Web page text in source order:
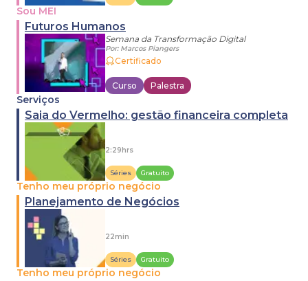
Sou MEI
Futuros Humanos
Semana da Transformação Digital
Por: Marcos Piangers
Certificado
Curso Palestra
Serviços
Saia do Vermelho: gestão financeira completa
2:29hrs
Séries Gratuito
Tenho meu próprio negócio
Planejamento de Negócios
22min
Séries Gratuito
Tenho meu próprio negócio